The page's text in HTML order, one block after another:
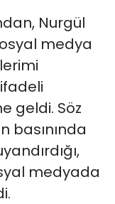
Nurgül
medya
geldi. Söz
basınında
medyada